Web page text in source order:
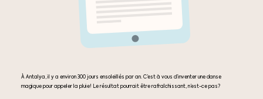
À Antalya, il y a environ 300 jours ensoleillés par an. C’est à vous d’inventer une danse
magique pour appeler la pluie! Le résultat pourrait être rafraîchissant, n’est-ce pas?